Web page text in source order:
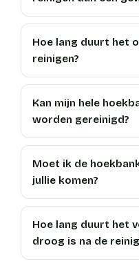
Hoe lang duurt het
reinigen?
Kan mijn hele
worden gereinigd?
Moet ik de
jullie komen?
Hoe lang duurt het
droog is na de